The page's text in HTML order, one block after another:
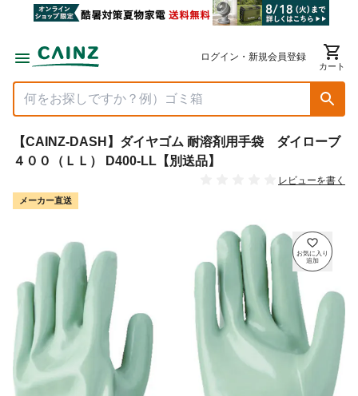
ログイン・新規会員登録
カート
【CAINZ-DASH】ダイヤゴム 耐溶剤用手袋 ダイローブ
４００（ＬＬ） D400-LL【別送品】
レビューを書く
メーカー直送